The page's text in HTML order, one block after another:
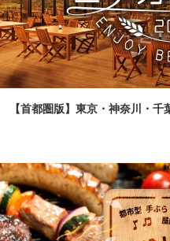
【首都圏版】東京・神奈川・